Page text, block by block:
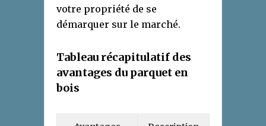
votre propriété de se
démarquer sur le marché.
Tableau récapitulatif des
avantages du parquet en
bois